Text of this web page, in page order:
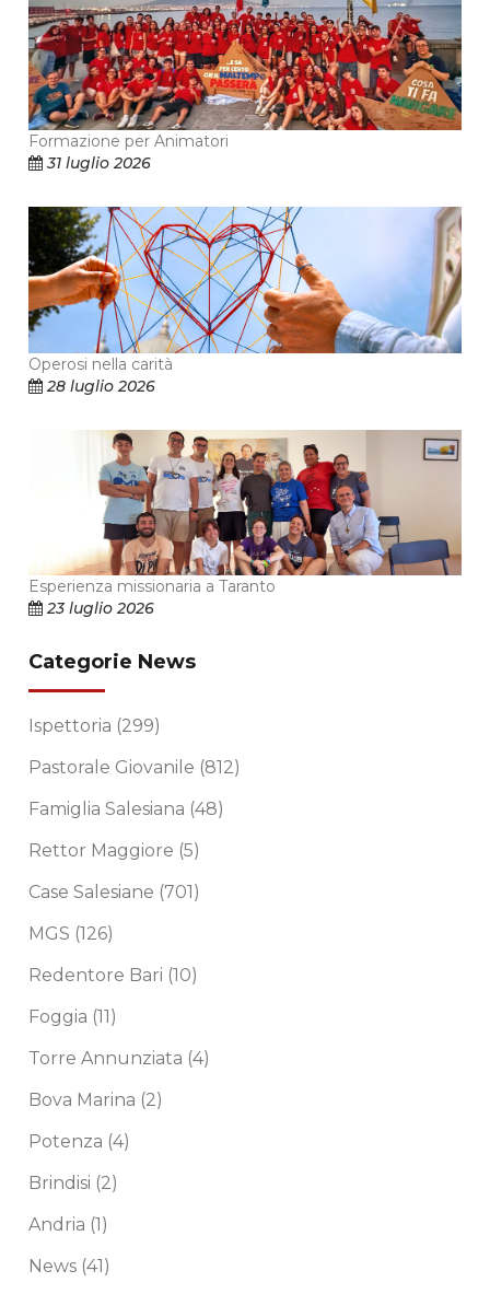
Formazione per Animatori
31 luglio 2026
Operosi nella carità
28 luglio 2026
Esperienza missionaria a Taranto
23 luglio 2026
Categorie News
Ispettoria (299)
Pastorale Giovanile (812)
Famiglia Salesiana (48)
Rettor Maggiore (5)
Case Salesiane (701)
MGS (126)
Redentore Bari (10)
Foggia (11)
Torre Annunziata (4)
Bova Marina (2)
Potenza (4)
Brindisi (2)
Andria (1)
News (41)